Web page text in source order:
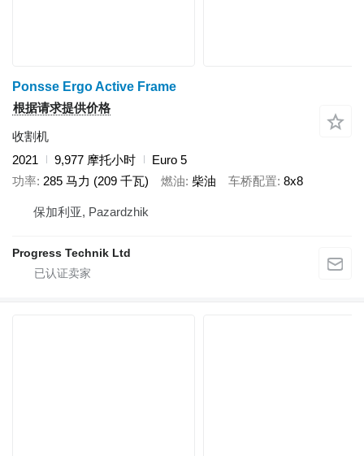
Ponsse Ergo Active Frame
根据请求提供价格
收割机
2021
9,977 摩托小时
Euro 5
功率 285 马力 (209 千瓦) 燃油 柴油 车桥配置 8x8
保加利亚, Pazardzhik
Progress Technik Ltd